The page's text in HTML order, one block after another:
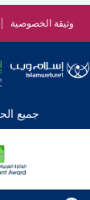
وثيقة الخصوصية
جميع الحقوق